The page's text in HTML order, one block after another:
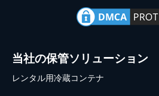
当社の保管ソリューション
レンタル用冷蔵コンテナ